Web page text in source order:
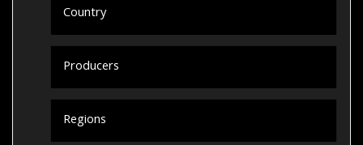
Country
Producers
Regions